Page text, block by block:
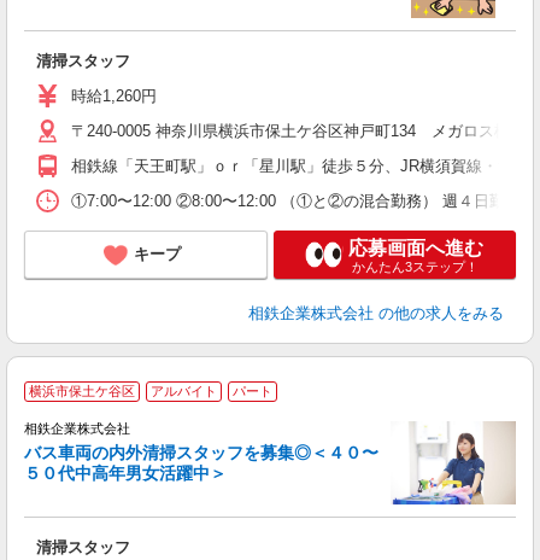
清掃スタッフ
時給1,260円
〒240-0005 神奈川県横浜市保土ケ谷区神戸町134 メガロス横浜
相鉄線「天王町駅」ｏｒ「星川駅」徒歩５分、JR横須賀線・湘南
①7:00〜12:00 ②8:00〜12:00 （①と②の混合勤務） 週４日勤
キープ 応募画面へ進む
かんたん3ステップ！
相鉄企業株式会社 の他の求人をみる
横浜市保土ケ谷区 アルバイト パート
相鉄企業株式会社
バス車両の内外清掃スタッフを募集◎＜４０〜
５０代中高年男女活躍中＞
清掃スタッフ